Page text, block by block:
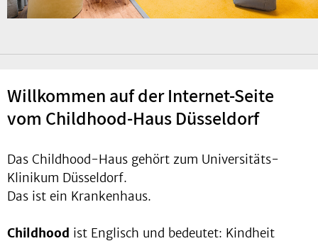
Willkommen auf der Internet-Seite
vom Childhood-Haus Düsseldorf
Das Childhood-Haus gehört zum Universitäts-
Klinikum Düsseldorf.
Das ist ein Krankenhaus.
Childhood ist Englisch und bedeutet: Kindheit